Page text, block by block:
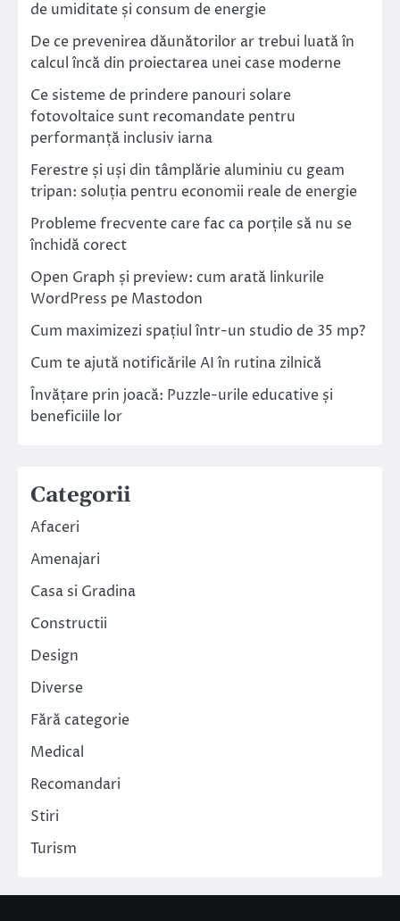
de umiditate și consum de energie
De ce prevenirea dăunătorilor ar trebui luată în
calcul încă din proiectarea unei case moderne
Ce sisteme de prindere panouri solare
fotovoltaice sunt recomandate pentru
performanță inclusiv iarna
Ferestre și uși din tâmplărie aluminiu cu geam
tripan: soluția pentru economii reale de energie
Probleme frecvente care fac ca porțile să nu se
închidă corect
Open Graph și preview: cum arată linkurile
WordPress pe Mastodon
Cum maximizezi spațiul într-un studio de 35 mp?
Cum te ajută notificările AI în rutina zilnică
Învățare prin joacă: Puzzle-urile educative și
beneficiile lor
Categorii
Afaceri
Amenajari
Casa si Gradina
Constructii
Design
Diverse
Fără categorie
Medical
Recomandari
Stiri
Turism